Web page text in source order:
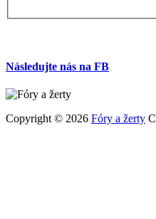
Následujte nás na FB
Copyright © 2026 Fóry a žerty